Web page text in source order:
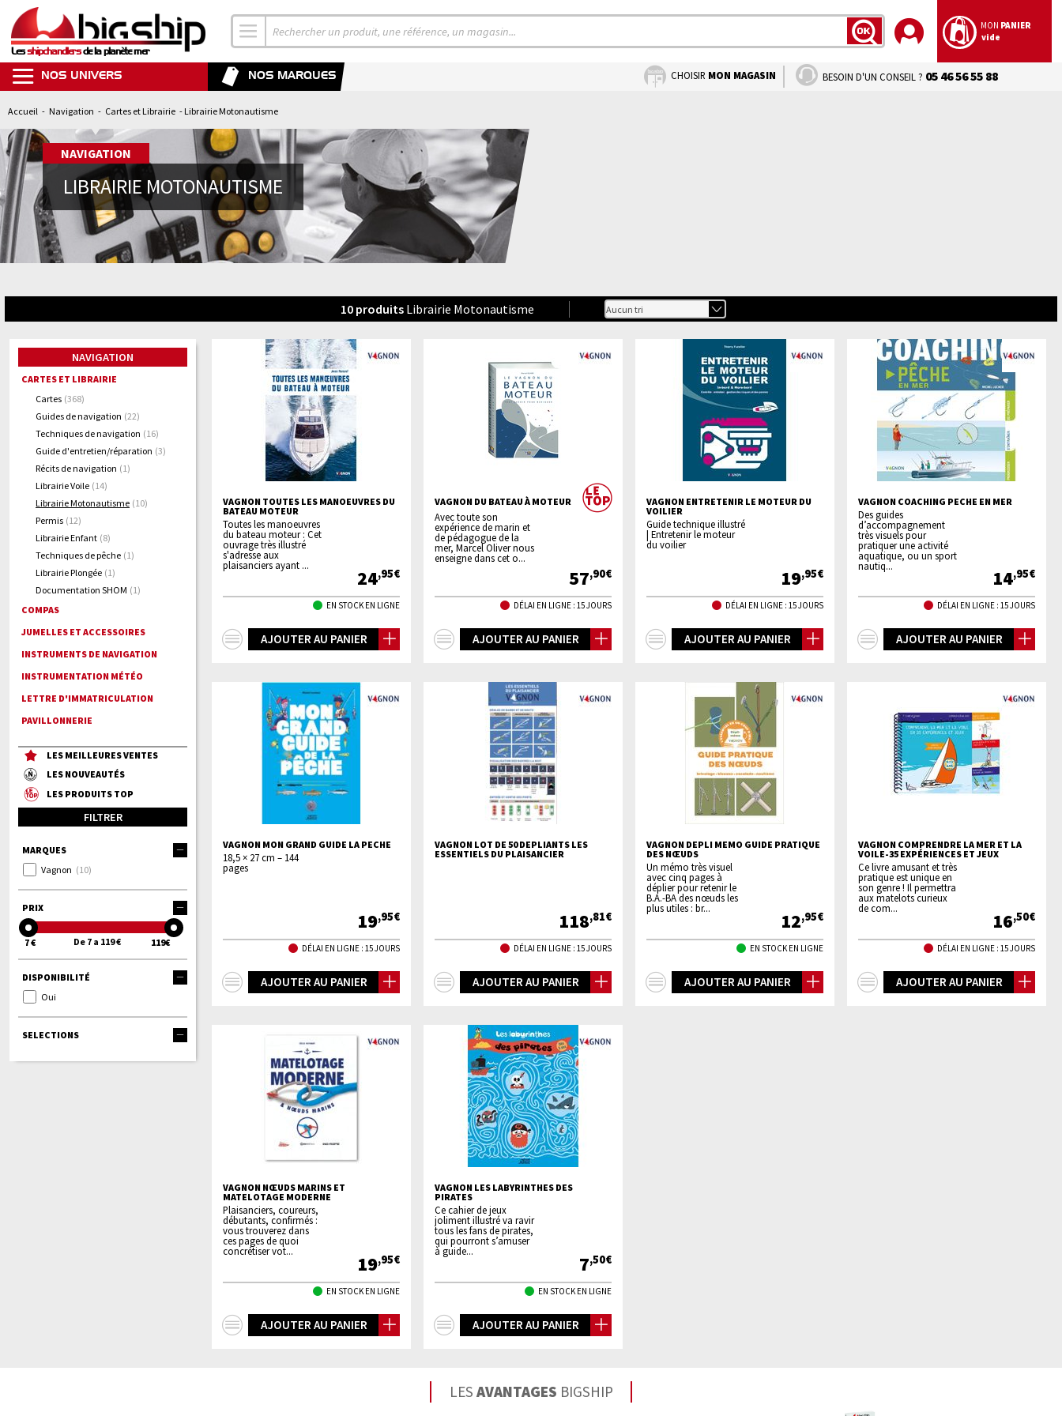
Lesshipchandlersde la planète mer
LANCER
MON PANIER
vide
NOS UNIVERS NOS MARQUES CHOISIR MON MAGASIN BESOIN D'UN CONSEIL ? 05 46 56 55 88
Accueil - Navigation - Cartes et Librairie - Librairie Motonautisme
NAVIGATION
LIBRAIRIE MOTONAUTISME
10 produits Librairie Motonautisme
NAVIGATION
CARTES ET LIBRAIRIE
Cartes (368)
Guides de navigation (22)
Techniques de navigation (16)
Guide d'entretien/réparation (3)
Récits de navigation (1)
Librairie Voile (14)
Librairie Motonautisme (10)
Permis (12)
Librairie Enfant (8)
Techniques de pêche (1)
Librairie Plongée (1)
Documentation SHOM (1)
COMPAS
JUMELLES ET ACCESSOIRES
INSTRUMENTS DE NAVIGATION
INSTRUMENTATION MÉTÉO
LETTRE D'IMMATRICULATION
PAVILLONNERIE
LES MEILLEURES VENTES
LES NOUVEAUTÉS
LES PRODUITS TOP
FILTRER
MARQUES
Vagnon (10)
PRIX
7 € 119€
De 7 a 119 €
DISPONIBILITÉ
Oui
SELECTIONS
VAGNON TOUTES LES MANOEUVRES DU
BATEAU MOTEUR
Toutes les manoeuvres
du bateau moteur : Cet
ouvrage très illustré
s'adresse aux
plaisanciers ayant ...
24,95€
EN STOCK EN LIGNE
AJOUTER AU PANIER
VAGNON DU BATEAU À MOTEUR
Avec toute son
expérience de marin et
de pédagogue de la
mer, Marcel Oliver nous
enseigne dans cet o...
57,90€
DÉLAI EN LIGNE : 15 JOURS
AJOUTER AU PANIER
VAGNON ENTRETENIR LE MOTEUR DU
VOILIER
Guide technique illustré
| Entretenir le moteur
du voilier
19,95€
DÉLAI EN LIGNE : 15 JOURS
AJOUTER AU PANIER
VAGNON COACHING PECHE EN MER
Des guides
d’accompagnement
très visuels pour
pratiquer une activité
aquatique, ou un sport
nautiq...
14,95€
DÉLAI EN LIGNE : 15 JOURS
AJOUTER AU PANIER
VAGNON MON GRAND GUIDE LA PECHE
18,5 × 27 cm – 144
pages
19,95€
DÉLAI EN LIGNE : 15 JOURS
AJOUTER AU PANIER
VAGNON LOT DE 50 DEPLIANTS LES
ESSENTIELS DU PLAISANCIER
118,81€
DÉLAI EN LIGNE : 15 JOURS
AJOUTER AU PANIER
VAGNON DEPLI MEMO GUIDE PRATIQUE
DES NŒUDS
Un mémo très visuel
avec cinq pages à
déplier pour retenir le
B.A.-BA des nœuds les
plus utiles : br...
12,95€
EN STOCK EN LIGNE
AJOUTER AU PANIER
VAGNON COMPRENDRE LA MER ET LA
VOILE-35 EXPÉRIENCES ET JEUX
Ce livre amusant et très
pratique est unique en
son genre ! Il permettra
aux matelots curieux
de com...
16,50€
DÉLAI EN LIGNE : 15 JOURS
AJOUTER AU PANIER
VAGNON NŒUDS MARINS ET
MATELOTAGE MODERNE
Plaisanciers, coureurs,
débutants, confirmés :
vous trouverez dans
ces pages de quoi
concrétiser vot...
19,95€
EN STOCK EN LIGNE
AJOUTER AU PANIER
VAGNON LES LABYRINTHES DES
PIRATES
Ce cahier de jeux
joliment illustré va ravir
tous les fans de pirates,
qui pourront s’amuser
à guide...
7,50€
EN STOCK EN LIGNE
AJOUTER AU PANIER
LES AVANTAGES BIGSHIP